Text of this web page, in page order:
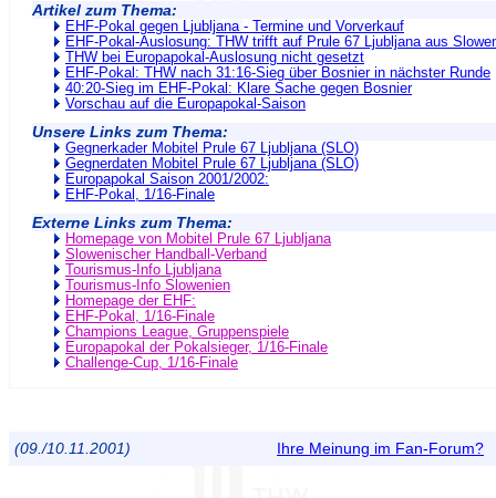
Artikel zum Thema:
EHF-Pokal gegen Ljubljana - Termine und Vorverkauf
EHF-Pokal-Auslosung: THW trifft auf Prule 67 Ljubljana aus
THW bei Europapokal-Auslosung nicht gesetzt
EHF-Pokal: THW nach 31:16-Sieg über Bosnier in nächster Runde
40:20-Sieg im EHF-Pokal: Klare Sache gegen Bosnier
Vorschau auf die Europapokal-Saison
Unsere Links zum Thema:
Gegnerkader Mobitel Prule 67 Ljubljana (SLO)
Gegnerdaten Mobitel Prule 67 Ljubljana (SLO)
Europapokal Saison 2001/2002:
EHF-Pokal, 1/16-Finale
Externe Links zum Thema:
Homepage von Mobitel Prule 67 Ljubljana
Slowenischer Handball-Verband
Tourismus-Info Ljubljana
Tourismus-Info Slowenien
Homepage der EHF:
EHF-Pokal, 1/16-Finale
Champions League, Gruppenspiele
Europapokal der Pokalsieger, 1/16-Finale
Challenge-Cup, 1/16-Finale
(09./10.11.2001) Ihre Meinung im Fan-Forum?